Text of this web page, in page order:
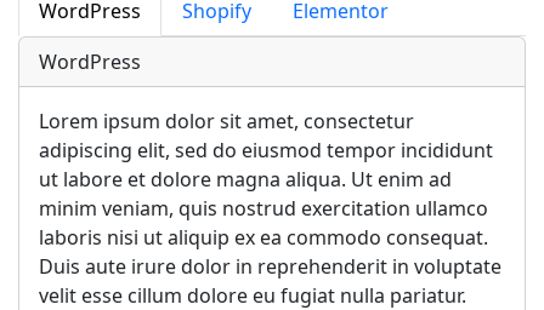
WordPress
Shopify
Elementor
WordPress
Lorem ipsum dolor sit amet, consectetur
adipiscing elit, sed do eiusmod tempor incididunt
ut labore et dolore magna aliqua. Ut enim ad
minim veniam, quis nostrud exercitation ullamco
laboris nisi ut aliquip ex ea commodo consequat.
Duis aute irure dolor in reprehenderit in voluptate
velit esse cillum dolore eu fugiat nulla pariatur.